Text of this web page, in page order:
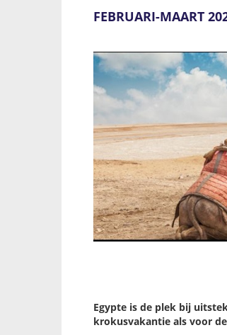
FEBRUARI-MAART
Egypte is de plek bij
krokusvakantie als voor